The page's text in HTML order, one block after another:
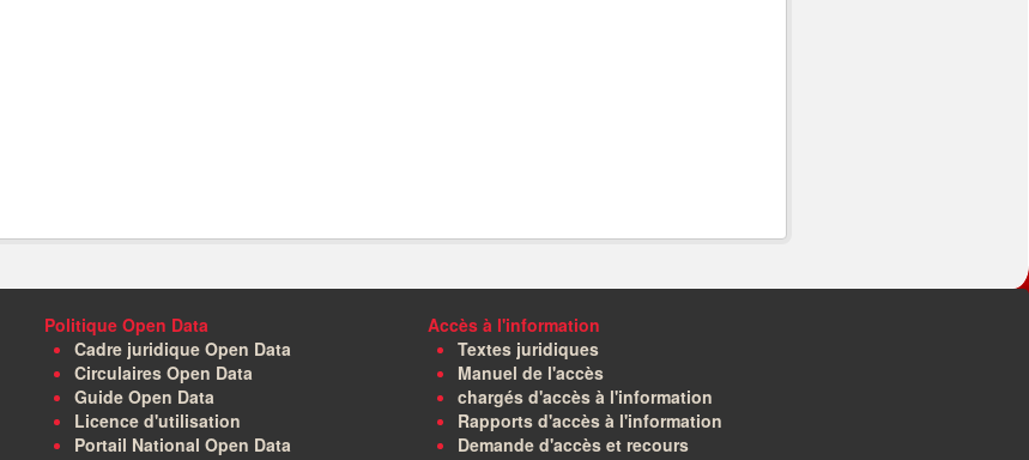
Politique Open Data
Cadre juridique Open Data
Circulaires Open Data
Guide Open Data
Licence d'utilisation
Portail National Open Data
Accès à l'information
Textes juridiques
Manuel de l'accès
chargés d'accès à l'information
Rapports d'accès à l'information
Demande d'accès et recours